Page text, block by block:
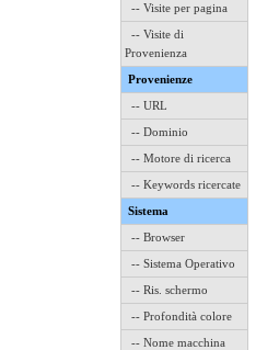
-- Visite per pagina
-- Visite di
Provenienza
Provenienze
-- URL
-- Dominio
-- Motore di ricerca
-- Keywords ricercate
Sistema
-- Browser
-- Sistema Operativo
-- Ris. schermo
-- Profondità colore
-- Nome macchina